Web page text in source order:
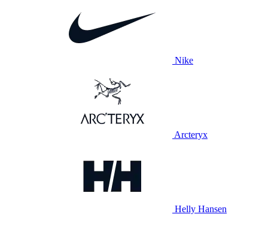
Nike
Arcteryx
Helly Hansen